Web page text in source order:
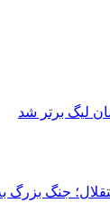
لیگ برتر شد
جنگ بزرگ